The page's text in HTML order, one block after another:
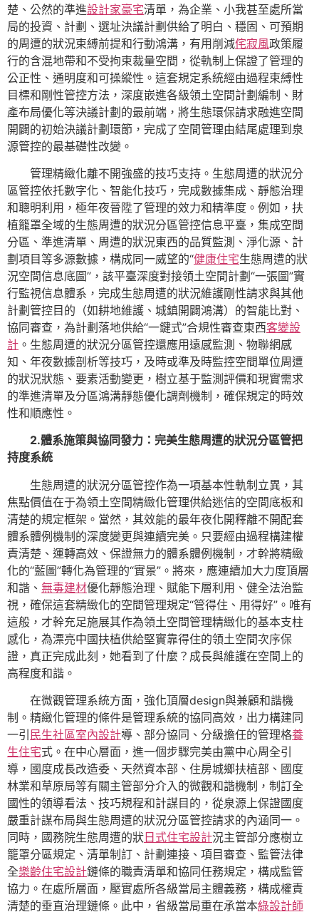
楚、公然的準進設計家豪宅清單，為企業、小我甚至處所當
局的投資、計劃、選址決議計劃供給了明白、穩固、可預期
的周遭的狀況束縛前提和行動鴻溝，有用削減侘寂風政策履
行的含混地帶和不受拘束裁量空間，從軌制上保證了管理的
公正性、通明度和可操縱性。這套規定系統經由過程束縛性
目標和剛性管控方法，深度嵌進各級領土空間計劃編制、財
產布局優化等決議計劃的最前端，將生態環保請求融進空間
開闢的初始決議計劃環節，完成了空間管理由結尾處理到泉
源管控的最基礎性改變。
管理精緻化離不開強盛的技巧支持。生態周遭的狀況分
區管控依托數字化、智能化技巧，完成數據集成、靜態治理
和聰明利用，極年夜晉陞了管理的效力和精準度。例如，扶
植籠罩全域的生態周遭的狀況分區管控信息平臺，集成空間
分區、準進清單、周遭的狀況東西的品質監測、淨化源、計
劃項目等多源數據，構成同一威望的“健康住宅生態周遭的狀
況空間信息底圖”，該平臺深度對接領土空間計劃“一張圖”實
行監視信息體系，完成生態周遭的狀況維護剛性請求與其他
計劃管控目的（如耕地維護、城鎮開闢鴻溝）的智能比對、
協同審查，為計劃落地供給“一鍵式”合規性審查東西客變設
計 。生態周遭的狀況分區管控還應用遠感監測、物聯網感
知、年夜數據剖析等技巧，及時或準及時監控空間單位周遭
的狀況狀態、要素活動變更，樹立基于監測評價和現實需求
的準進清單及分區鴻溝靜態優化調劑機制，確保規定的時效
性和順應性。
2.體系施策與協同發力：完美生態周遭的狀況分區管把
持度系統
生態周遭的狀況分區管控作為一項基本性軌制立異，其
焦點價值在于為領土空間精緻化管理供給迷信的空間底板和
清楚的規定框架。當然，其效能的最年夜化開釋離不開配套
體系體例機制的深度變更與連續完美。只要經由過程構建權
責清楚、運轉高效、保證無力的體系體例機制，才幹將精緻
化的“藍圖”轉化為管理的“實景”。將來，應連續加大力度頂層
和諧、 無毒建材優化靜態治理、賦能下層利用、健全法治監
視，確保這套精緻化的空間管理規定“管得住、用得好”。唯有
這般，才幹充足施展其作為領土空間管理精緻化的基本支柱
感化，為漂亮中國扶植供給堅實靠得住的領土空間次序保
證，真正完成此刻，她看到了什麼？成長與維護在空間上的
高程度和諧。
在微觀管理系統方面，強化頂層design與兼顧和諧機
制。精緻化管理的條件是管理系統的協同高效，出力構建同
一引 民生社區室內設計導、部分協同、分級擔任的管理格養
生住宅式。在中心層面，進一個步驟完美由黨中心周全引
導，國度成長改造委、天然資本部、住房城鄉扶植部、國度
林業和草原局等有關主管部分介入的微觀和諧機制，制訂全
國性的領導看法、技巧規程和計謀目的，從泉源上保證國度
嚴重計謀布局與生態周遭的狀況分區管控請求的內涵同一。
同時，國務院生態周遭的狀 日式住宅設計況主管部分應樹立
籠罩分區規定、清單制訂、計劃連接、項目審查、監管法律
全樂齡住宅設計鏈條的職責清單和協同任務規定，構成監管
協力。在處所層面，壓實處所各級當局主體義務，構成權責
清楚的垂直治理鏈條。此中，省級當局重在承當本綠設計師